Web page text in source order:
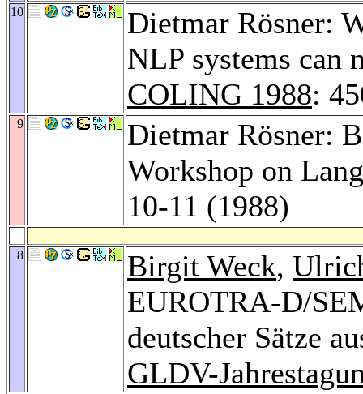
10
Dietmar Rösner:
NLP systems can
COLING 1988:
9
Dietmar Rösner:
Workshop on
10-11 (1988)
8 Birgit Weck,
EUROTRA-D/
deutscher Sätze
GLDV-